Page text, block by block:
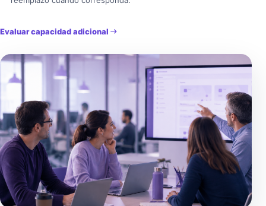
Evaluar capacidad adicional